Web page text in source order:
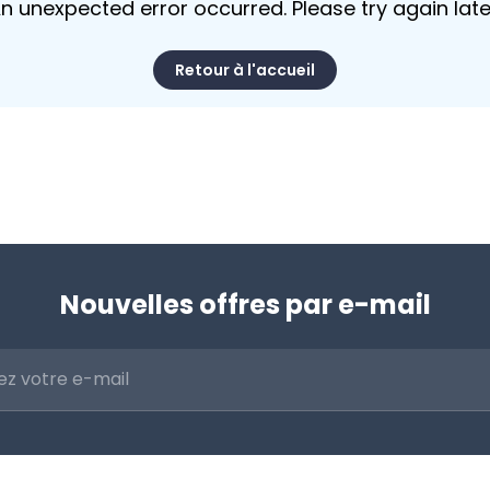
unexpected error occurred. Please try again
Retour à l'accueil
Nouvelles offres par e-mail